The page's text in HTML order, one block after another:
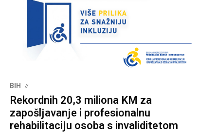
BIH
Rekordnih 20,3 miliona KM za
zapošljavanje i profesionalnu
rehabilitaciju osoba s invaliditetom